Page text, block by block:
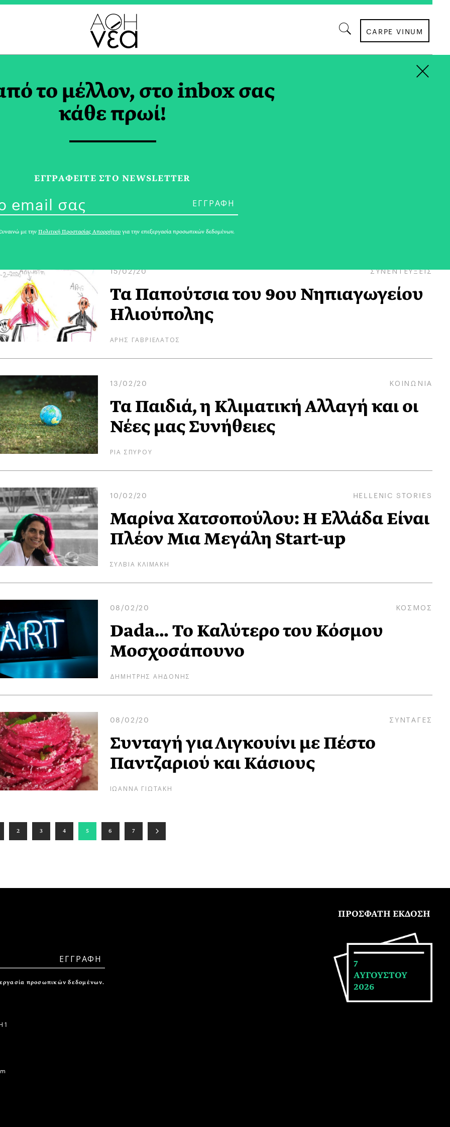
CARPE VINUM
2020
Σύλβια Κουμεντάκη: Η Κυριότερη
Αλλαγή Είναι η Εξωστρέφεια
ΛΕΥΘΕΡΗΣ ΠΛΑΚΙΔΑΣ
15/02/20 ΣΥΝΕΝΤΕΥΞΕΙΣ
Τα Παπούτσια του 9ου Νηπιαγωγείου
Ηλιούπολης
ΑΡΗΣ ΓΑΒΡΙΕΛΑΤΟΣ
13/02/20 ΚΟΙΝΩΝΙΑ
Τα Παιδιά, η Κλιματική Αλλαγή και οι
Νέες μας Συνήθειες
ΡΙΑ ΣΠΥΡΟΥ
10/02/20 HELLENIC STORIES
Μαρίνα Χατσοπούλου: Η Ελλάδα Είναι
Πλέον Μια Μεγάλη Start-up
ΣΥΛΒΙΑ ΚΛΙΜΑΚΗ
08/02/20 ΚΟΣΜΟΣ
Dada… Το Καλύτερο του Κόσμου
Μοσχοσάπουνο
ΔΗΜΗΤΡΗΣ ΑΗΔΟΝΗΣ
08/02/20 ΣΥΝΤΑΓΕΣ
Συνταγή για Λιγκουίνι με Πέστο
Παντζαριού και Κάσιους
ΙΩΑΝΝΑ ΓΙΩΤΑΚΗ
2 3 4 5 6 7
προσωπικών δεδομένων.
1
ΠΡΟΣΦΑΤΗ ΕΚΔΟΣΗ
7
ΑΥΓΟΥΣΤΟΥ
2026
το μέλλον, στο inbox σας
κάθε πρωί!
ΕΓΓPΑΦΕΙΤΕ ΣΤΟ NEWSLETTER
με την Πολιτική Προστασίας Απορρήτου για την επεξεργασία προσωπικών δεδομένων.
×